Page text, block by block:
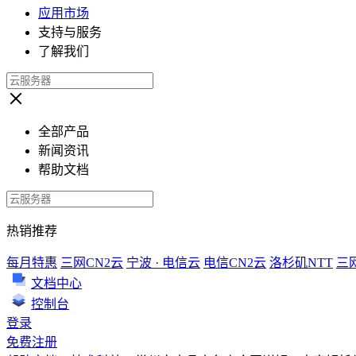
应用市场
支持与服务
了解我们
全部产品
新闻资讯
帮助文档
热销推荐
每月特惠 三网CN2云 宁波 · 电信云 电信CN2云 洛杉矶NTT 三
文档中心
控制台
登录
免费注册